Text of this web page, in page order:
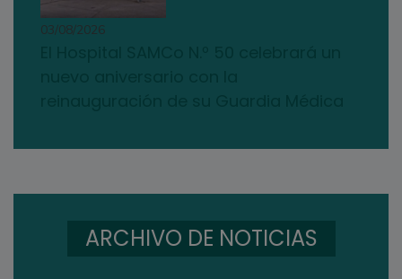
03/08/2026
ARCHIVO DE NOTICIAS